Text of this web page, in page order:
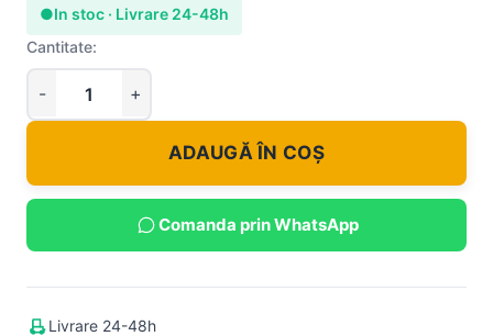
●In stoc · Livrare 24-48h
Cantitate:
ADAUGĂ ÎN COȘ
Comanda prin WhatsApp
Livrare 24-48h